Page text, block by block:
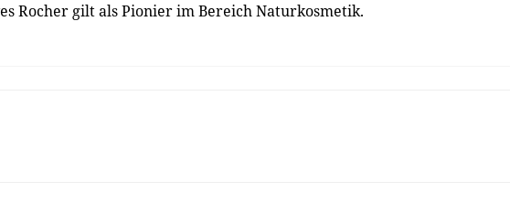
Rocher gilt als Pionier im Bereich Naturkosmetik.